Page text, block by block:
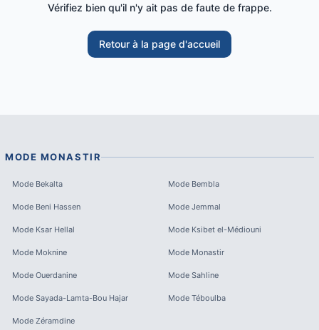
Vérifiez bien qu'il n'y ait pas de faute de frappe.
Retour à la page d'accueil
MODE MONASTIR
Mode Bekalta Mode Bembla
Mode Beni Hassen Mode Jemmal
Mode Ksar Hellal Mode Ksibet el-Médiouni
Mode Moknine Mode Monastir
Mode Ouerdanine Mode Sahline
Mode Sayada-Lamta-Bou Hajar Mode Téboulba
Mode Zéramdine